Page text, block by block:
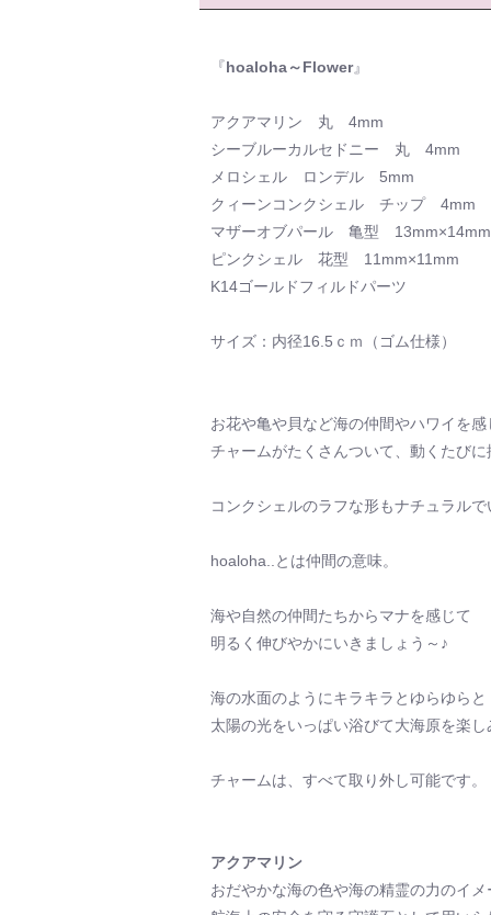
『hoaloha～Flower』
アクアマリン 丸 4mm
シーブルーカルセドニー 丸 4mm
メロシェル ロンデル 5mm
クィーンコンクシェル チップ 4mm
マザーオブパール 亀型 13mm×14mm
ピンクシェル 花型 11mm×11mm
K14ゴールドフィルドパーツ
サイズ：内径16.5ｃｍ（ゴム仕様）
お花や亀や貝など海の仲間やハワイを感
チャームがたくさんついて、動くたび
コンクシェルのラフな形もナチュラル
hoaloha..とは仲間の意味。
海や自然の仲間たちからマナを感じて
明るく伸びやかにいきましょう～♪
海の水面のようにキラキラとゆらゆらと
太陽の光をいっぱい浴びて大海原を楽し
チャームは、すべて取り外し可能です。
アクアマリン
おだやかな海の色や海の精霊の力のイ